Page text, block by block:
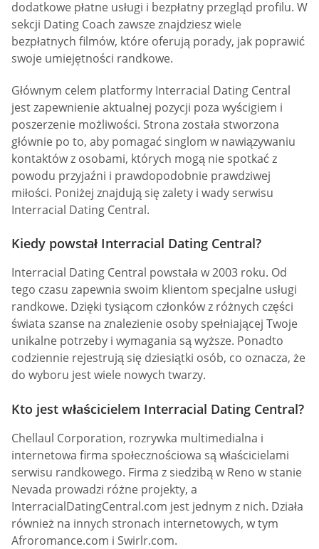
dodatkowe płatne usługi i bezpłatny przegląd profilu. W
sekcji Dating Coach zawsze znajdziesz wiele
bezpłatnych filmów, które oferują porady, jak poprawić
swoje umiejętności randkowe.
Głównym celem platformy Interracial Dating Central
jest zapewnienie aktualnej pozycji poza wyścigiem i
poszerzenie możliwości. Strona została stworzona
głównie po to, aby pomagać singlom w nawiązywaniu
kontaktów z osobami, których mogą nie spotkać z
powodu przyjaźni i prawdopodobnie prawdziwej
miłości. Poniżej znajdują się zalety i wady serwisu
Interracial Dating Central.
Kiedy powstał Interracial Dating Central?
Interracial Dating Central powstała w 2003 roku. Od
tego czasu zapewnia swoim klientom specjalne usługi
randkowe. Dzięki tysiącom członków z różnych części
świata szanse na znalezienie osoby spełniającej Twoje
unikalne potrzeby i wymagania są wyższe. Ponadto
codziennie rejestrują się dziesiątki osób, co oznacza, że
do wyboru jest wiele nowych twarzy.
Kto jest właścicielem Interracial Dating Central?
Chellaul Corporation, rozrywka multimedialna i
internetowa firma społecznościowa są właścicielami
serwisu randkowego. Firma z siedzibą w Reno w stanie
Nevada prowadzi różne projekty, a
InterracialDatingCentral.com jest jednym z nich. Działa
również na innych stronach internetowych, w tym
Afroromance.com i Swirlr.com.